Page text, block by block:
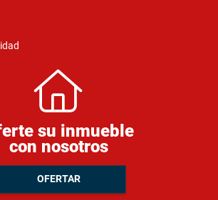
su inmueble
con nosotros
OFERTAR